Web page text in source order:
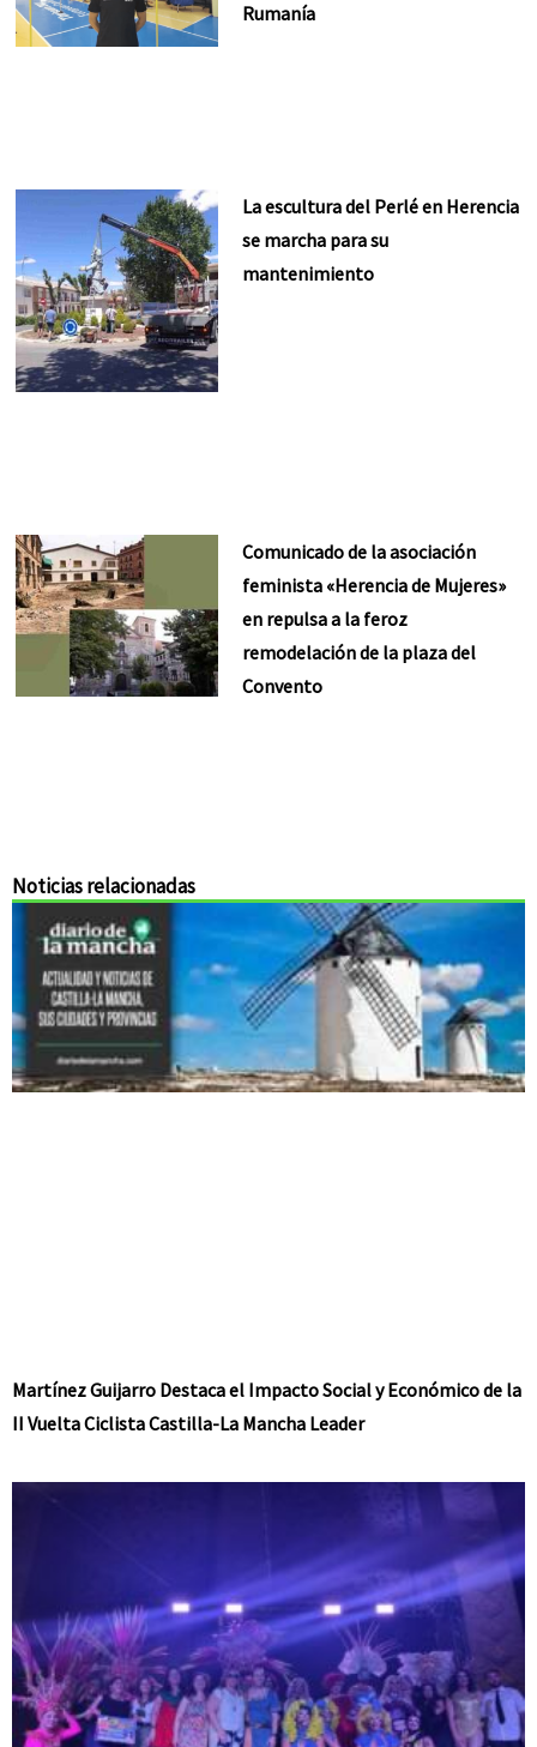
Rumanía
La escultura del Perlé en Herencia
se marcha para su
mantenimiento
Comunicado de la asociación
feminista «Herencia de Mujeres»
en repulsa a la feroz
remodelación de la plaza del
Convento
Noticias relacionadas
Martínez Guijarro Destaca el Impacto Social y Económico de la
II Vuelta Ciclista Castilla-La Mancha Leader